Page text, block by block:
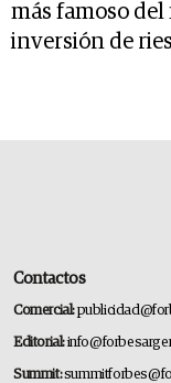
más famoso
inversión de
Contactos
Comercial:
Editorial:
Summit: